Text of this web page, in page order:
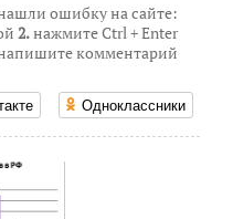
ошибку на сайте:
2.нажмите Ctrl + Enter
комментарий
Одноклассники